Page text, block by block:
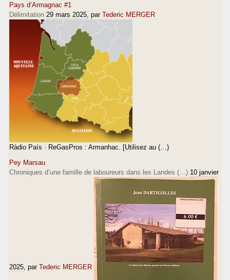
Pays d’Armagnac #1
Délimitation 29 mars 2025 , par Tederic MERGER
Ràdio País · ReGasPros : Armanhac. [Utilisez au (…)
Pey Marsau
Chroniques d’une famille de laboureurs dans les Landes (…) 10 janvier
2025 , par Tederic MERGER